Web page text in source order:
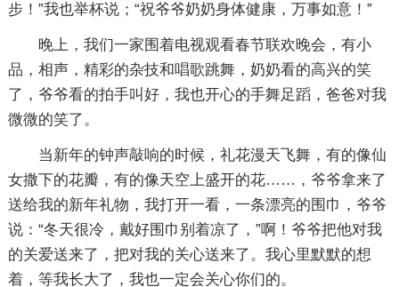
步！”我也举杯说；“祝爷爷奶奶身体健康，万事如意！”
晚上，我们一家围着电视观看春节联欢晚会，有小
品，相声，精彩的杂技和唱歌跳舞，奶奶看的高兴的笑
了，爷爷看的拍手叫好，我也开心的手舞足蹈，爸爸对我
微微的笑了。
当新年的钟声敲响的时候，礼花漫天飞舞，有的像仙
女撒下的花瓣，有的像天空上盛开的花……，爷爷拿来了
送给我的新年礼物，我打开一看，一条漂亮的围巾，爷爷
说：“冬天很冷，戴好围巾别着凉了，”啊！爷爷把他对我
的关爱送来了，把对我的关心送来了。我心里默默的想
着，等我长大了，我也一定会关心你们的。